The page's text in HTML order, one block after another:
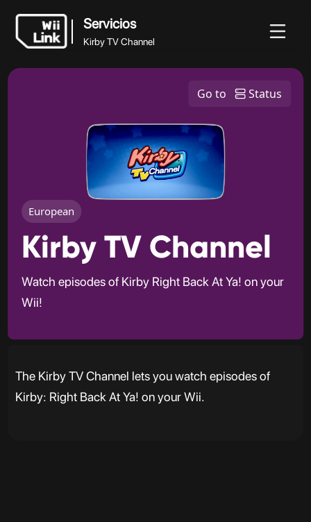
Servicios
Kirby TV Channel
WFC
Go to Status
European
Kirby TV Channel
Watch episodes of Kirby Right Back At Ya! on your
Wii!
The Kirby TV Channel lets you watch episodes of
Kirby: Right Back At Ya! on your Wii.